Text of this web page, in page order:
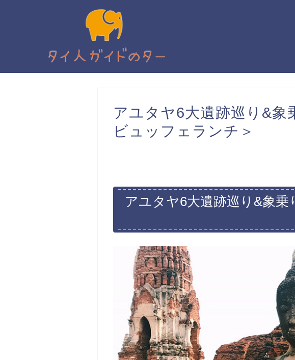
アユタヤ6大遺跡巡り&象
ビュッフェランチ＞
アユタヤ6大遺跡巡り&象